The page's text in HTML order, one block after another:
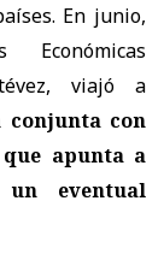
En junio,
viajó a
con
apunta a
eventual